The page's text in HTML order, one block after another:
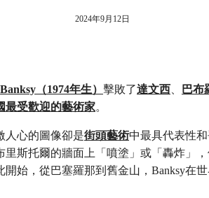
2024年9月12日
Banksy（1974年生） 擊敗了達文西 巴布
最受歡迎的藝術家。
人心的圖像卻是街頭藝術中最具代表性
里斯托爾的牆面上「噴塗」或「轟炸」
開始，從巴塞羅那到舊金山，Banksy在